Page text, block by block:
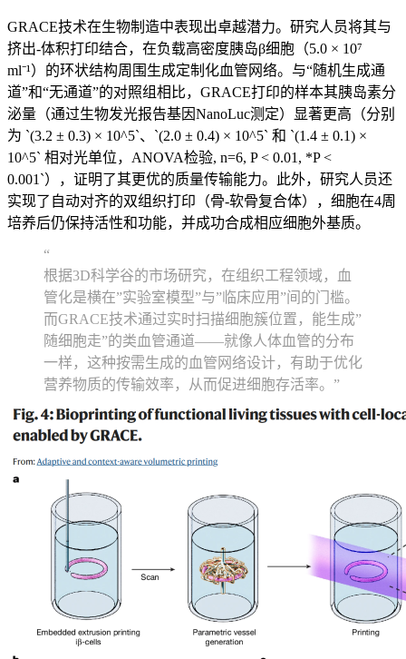
GRACE技术在生物制造中表现出卓越潜力。研究人员将其与
挤出-体积打印结合，在负载高密度胰岛β细胞（5.0 × 10⁷
ml⁻¹）的环状结构周围生成定制化血管网络。与“随机生成通
道”和“无通道”的对照组相比，GRACE打印的样本其胰岛素分
泌量（通过生物发光报告基因NanoLuc测定）显著更高（分别
为 `(3.2 ± 0.3) × 10^5`、`(2.0 ± 0.4) × 10^5` 和 `(1.4 ± 0.1) ×
10^5` 相对光单位，ANOVA检验, n=6, P < 0.01, *P <
0.001`），证明了其更优的质量传输能力。此外，研究人员还
实现了自动对齐的双组织打印（骨-软骨复合体），细胞在4周
培养后仍保持活性和功能，并成功合成相应细胞外基质。
“
根据3D科学谷的市场研究，在组织工程领域，血
管化是横在”实验室模型”与”临床应用”间的门槛。
而GRACE技术通过实时扫描细胞簇位置，能生成”
随细胞走”的类血管通道——就像人体血管的分布
一样，这种按需生成的血管网络设计，有助于优化
营养物质的传输效率，从而促进细胞存活率。”